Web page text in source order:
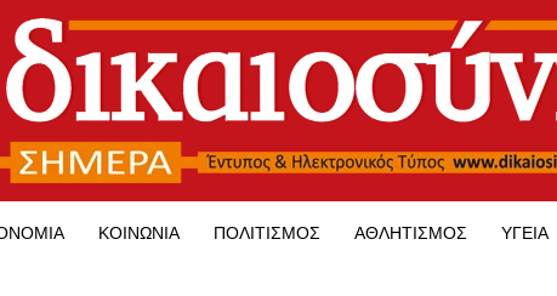
ΚΟΙΝΩΝΊΑ ΠΟΛΙΤΙΣΜΌΣ ΑΘΛΗΤΙΣΜΌΣ ΥΓΕΊΑ